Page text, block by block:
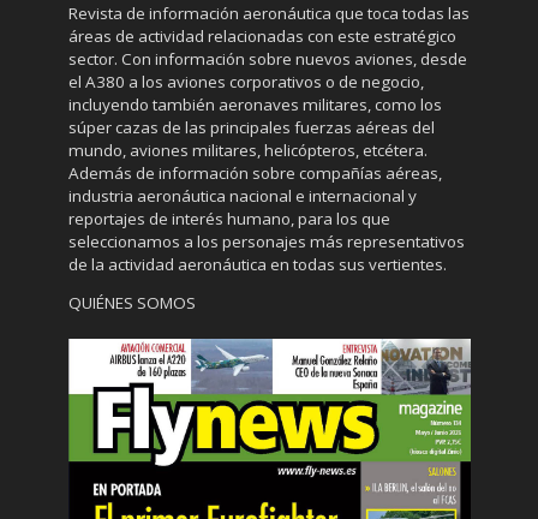
Revista de información aeronáutica que toca todas las
áreas de actividad relacionadas con este estratégico
sector. Con información sobre nuevos aviones, desde
el A380 a los aviones corporativos o de negocio,
incluyendo también aeronaves militares, como los
súper cazas de las principales fuerzas aéreas del
mundo, aviones militares, helicópteros, etcétera.
Además de información sobre compañías aéreas,
industria aeronáutica nacional e internacional y
reportajes de interés humano, para los que
seleccionamos a los personajes más representativos
de la actividad aeronáutica en todas sus vertientes.
QUIÉNES SOMOS